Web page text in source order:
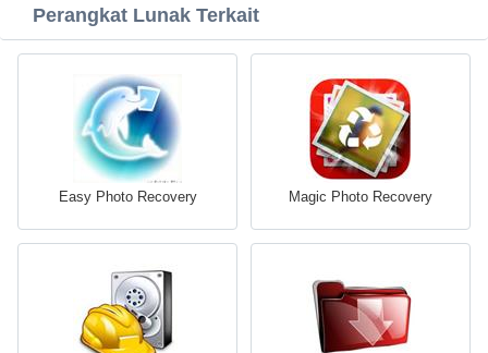
Perangkat Lunak Terkait
Easy Photo Recovery Magic Photo Recovery